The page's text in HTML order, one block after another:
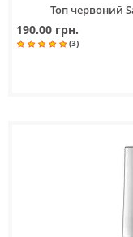
Топ червоний
190.00 грн.
(3)